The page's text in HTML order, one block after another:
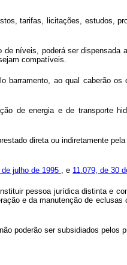
tarifas, licitações, estudos,
níveis, poderá ser dispensada
compatíveis.
barramento, ao qual caberão
de energia e de transporte
direta ou indiretamente
julho de 1995 , e 11.079, de 30
pessoa jurídica distinta e
e da manutenção de
não poderão ser subsidiados pelos